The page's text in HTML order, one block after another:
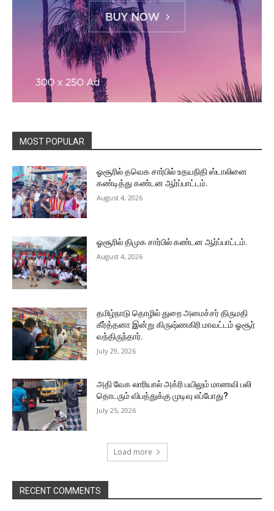
MOST POPULAR
ஓசூரில் தவெக சார்பில் உதயநிதி ஸ்டாலினை
கண்டித்து கண்டன ஆர்ப்பாட்டம்.
August 4, 2026
ஓசூரில் திமுக சார்பில் கண்டன ஆர்ப்பாட்டம்.
August 4, 2026
தமிழ்நாடு தொழில் துறை அமைச்சர் திருமதி
கீர்த்தனா இன்று கிருஷ்ணகிரி மாவட்டம் ஓசூர்
வந்திருந்தார்.
July 29, 2026
அதி வேக லாரியால் அக்ரி பயிலும் மாணவி பலி
தொடரும் விபத்துக்கு முடிவு எப்போது?
July 25, 2026
Load more
RECENT COMMENTS